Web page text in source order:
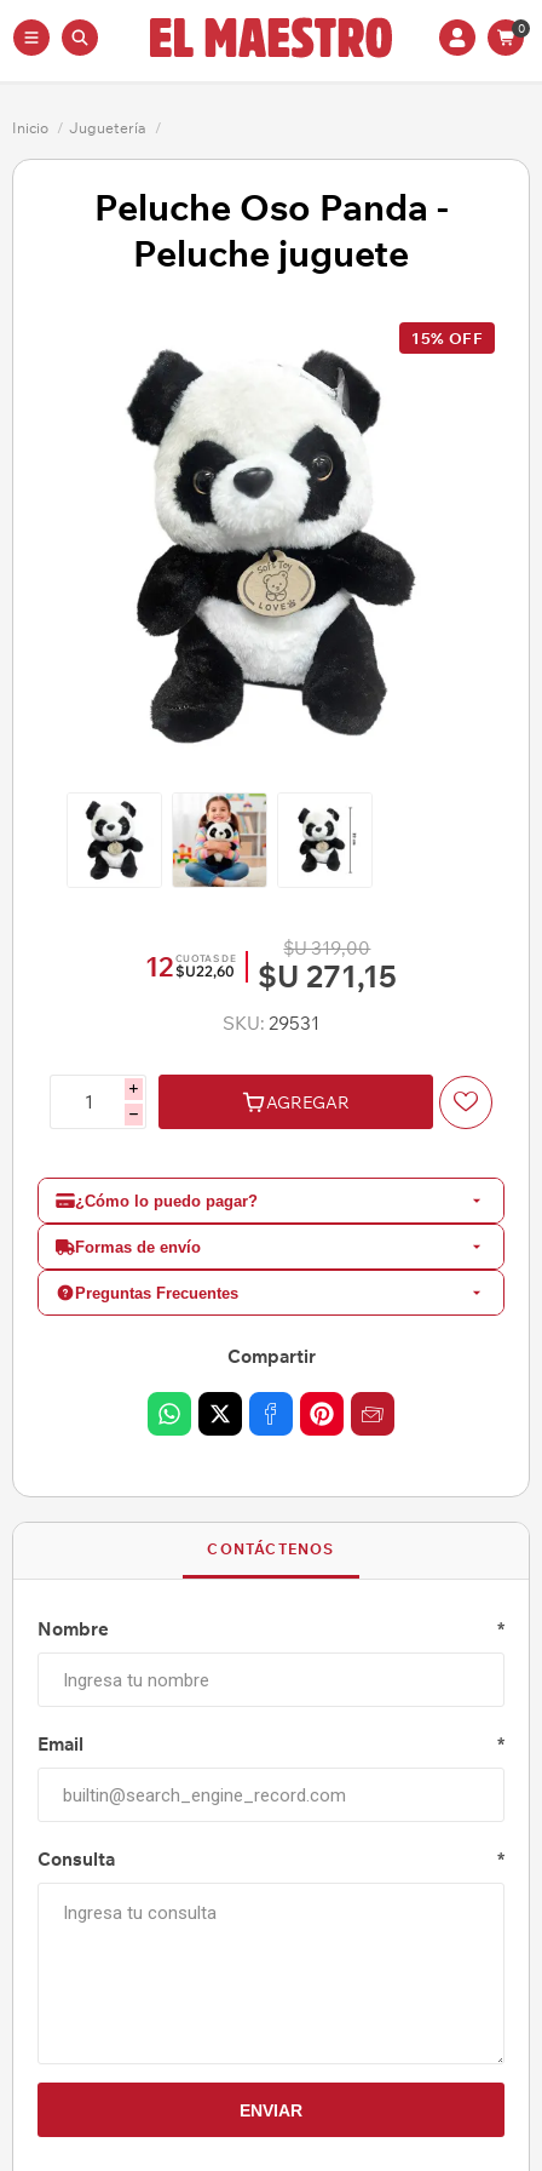
0
Inicio / Juguetería /
Peluche Oso Panda -
Peluche juguete
15% OFF
12 CUOTAS DE
$U22,60
$U 319,00
$U 271,15
SKU: 29531
i
h
AGREGAR
¿Cómo lo puedo pagar?
Formas de envío
Preguntas Frecuentes
Compartir
CONTÁCTENOS
Nombre *
Email *
Consulta *